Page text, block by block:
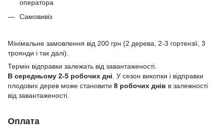
оператора
Самовивіз
Мінімальне замовлення від 200 грн (2 дерева, 2-3 гортензії, 3
троянди і так далі).
Термін відправки залежать від завантаженості.
В середньому 2-5 робочих дні . У сезон викопки і відправки
плодових дерев може становити 8 робочих днів в залежності
від завантаженості.
Оплата